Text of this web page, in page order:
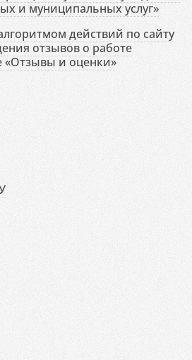
и муниципальных услуг»
действий по сайту
отзывов о работе
«Отзывы и оценки»